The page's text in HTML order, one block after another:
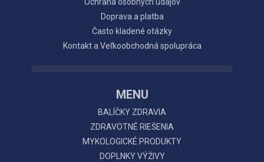
Doprava a platba
Často kladené otázky
Kontakt a Veľkoobchodná spolupráca
MENU
BALÍČKY ZDRAVIA
ZDRAVOTNÉ RIEŠENIA
MYKOLOGICKÉ PRODUKTY
DOPLNKY VÝŽIVY